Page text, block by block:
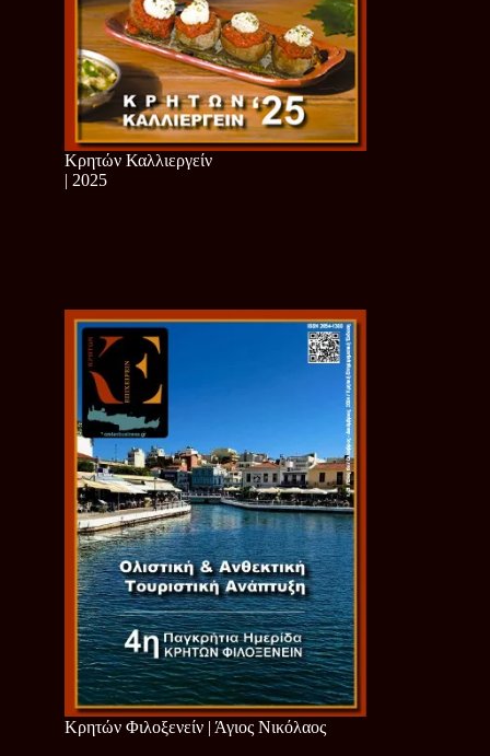
Κρητών Καλλιεργείν
| 2025
Κρητών Φιλοξενείν | Άγιος Νικόλαος